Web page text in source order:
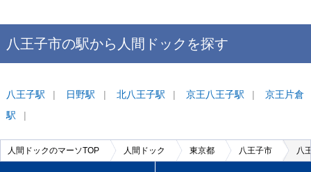
八王子市の駅から 人間ドックを探す
八王子駅 日野駅 北八王子駅 京王八王子駅
京王片倉
駅
人間ドックのマーソTOP 人間ドック 東京都 八王子市 八